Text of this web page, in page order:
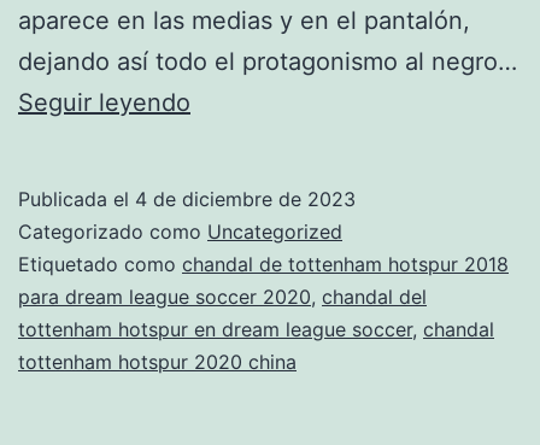
aparece en las medias y en el pantalón,
dejando así todo el protagonismo al negro…
Seguir leyendo
hotspur
2018
nio
Publicada el 4 de diciembre de 2023
Categorizado como Uncategorized
Etiquetado como chandal de tottenham hotspur 2018
para dream league soccer 2020, chandal del
tottenham hotspur en dream league soccer, chandal
tottenham hotspur 2020 china